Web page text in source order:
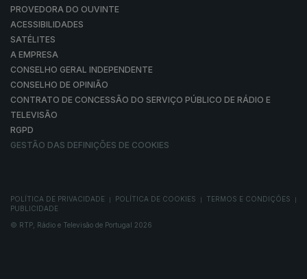
PROVEDORA DO OUVINTE
ACESSIBILIDADES
SATÉLITES
A EMPRESA
CONSELHO GERAL INDEPENDENTE
CONSELHO DE OPINIÃO
CONTRATO DE CONCESSÃO DO SERVIÇO PÚBLICO DE RÁDIO E
TELEVISÃO
RGPD
GESTÃO DAS DEFINIÇÕES DE COOKIES
POLÍTICA DE PRIVACIDADE POLÍTICA DE COOKIES TERMOS E CONDIÇÕES
PUBLICIDADE
© RTP, Rádio e Televisão de Portugal 2026